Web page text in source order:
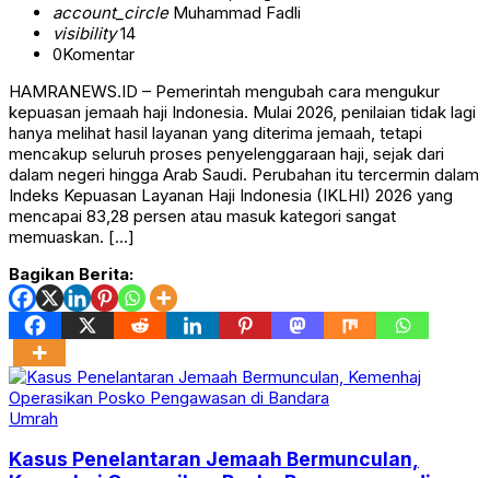
account_circleMuhammad Fadli
visibility14
0Komentar
HAMRANEWS.ID – Pemerintah mengubah cara mengukur
kepuasan jemaah haji Indonesia. Mulai 2026, penilaian tidak lagi
hanya melihat hasil layanan yang diterima jemaah, tetapi
mencakup seluruh proses penyelenggaraan haji, sejak dari
dalam negeri hingga Arab Saudi. Perubahan itu tercermin dalam
Indeks Kepuasan Layanan Haji Indonesia (IKLHI) 2026 yang
mencapai 83,28 persen atau masuk kategori sangat
memuaskan. […]
Bagikan Berita:
Umrah
Kasus Penelantaran Jemaah Bermunculan,